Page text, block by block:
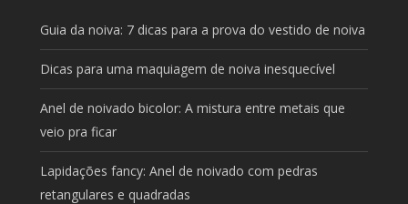
Guia da noiva: 7 dicas para a prova do vestido de noiva
Dicas para uma maquiagem de noiva inesquecível
Anel de noivado bicolor: A mistura entre metais que
veio pra ficar
Lapidações fancy: Anel de noivado com pedras
retangulares e quadradas